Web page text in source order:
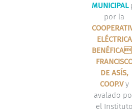
MUNICIPAL
por la
ELÉCTRICA
DE ASÍS,
COOP.Vy
avalado
el Instituto